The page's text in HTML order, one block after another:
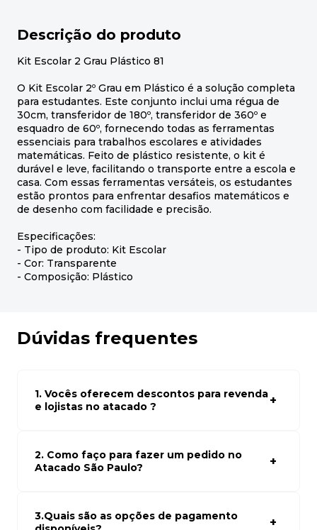
Descrição do produto
Kit Escolar 2 Grau Plástico 81
O Kit Escolar 2º Grau em Plástico é a solução completa
para estudantes. Este conjunto inclui uma régua de
30cm, transferidor de 180º, transferidor de 360º e
esquadro de 60º, fornecendo todas as ferramentas
essenciais para trabalhos escolares e atividades
matemáticas. Feito de plástico resistente, o kit é
durável e leve, facilitando o transporte entre a escola e
casa. Com essas ferramentas versáteis, os estudantes
estão prontos para enfrentar desafios matemáticos e
de desenho com facilidade e precisão.
Especificações:
- Tipo de produto: Kit Escolar
- Cor: Transparente
- Composição: Plástico
Dúvidas frequentes
1. Vocês oferecem descontos para revenda
e lojistas no atacado ?
atacado empresas e compre com os melhores preços
para seu modelo de negócio
2. Como faço para fazer um pedido no
Atacado São Paulo?
carrinho. Em seguida, siga as instruções para finalizar a
compra. Se precisar de ajuda, nossa equipe de suporte
3.Quais são as opções de pagamento